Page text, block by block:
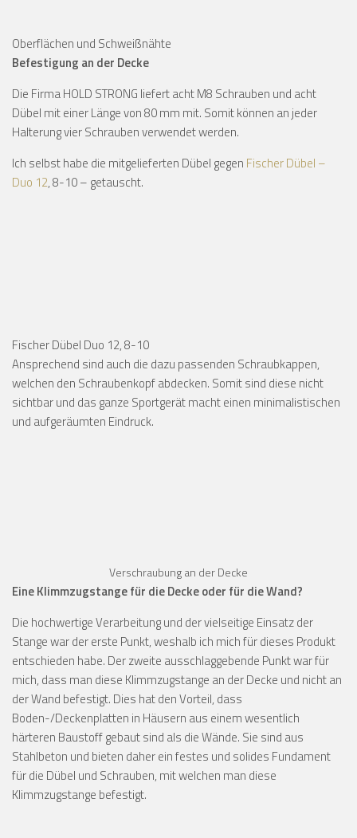
Oberflächen und Schweißnähte
Befestigung an der Decke
Die Firma HOLD STRONG liefert acht M8 Schrauben und acht
Dübel mit einer Länge von 80 mm mit. Somit können an jeder
Halterung vier Schrauben verwendet werden.
Ich selbst habe die mitgelieferten Dübel gegen Fischer Dübel –
Duo 12, 8-10 – getauscht.
Fischer Dübel Duo 12, 8-10
Ansprechend sind auch die dazu passenden Schraubkappen,
welchen den Schraubenkopf abdecken. Somit sind diese nicht
sichtbar und das ganze Sportgerät macht einen minimalistischen
und aufgeräumten Eindruck.
Verschraubung an der Decke
Eine Klimmzugstange für die Decke oder für die Wand?
Die hochwertige Verarbeitung und der vielseitige Einsatz der
Stange war der erste Punkt, weshalb ich mich für dieses Produkt
entschieden habe. Der zweite ausschlaggebende Punkt war für
mich, dass man diese Klimmzugstange an der Decke und nicht an
der Wand befestigt. Dies hat den Vorteil, dass
Boden-/Deckenplatten in Häusern aus einem wesentlich
härteren Baustoff gebaut sind als die Wände. Sie sind aus
Stahlbeton und bieten daher ein festes und solides Fundament
für die Dübel und Schrauben, mit welchen man diese
Klimmzugstange befestigt.